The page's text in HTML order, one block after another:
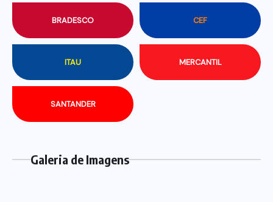
BRADESCO CEF
ITAU MERCANTIL
SANTANDER
Galeria de Imagens